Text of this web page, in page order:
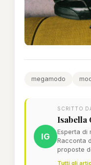
megamodo
IG
SCRITTO
Isabella
Esperta di
Racconta
proposte
Tutti gli